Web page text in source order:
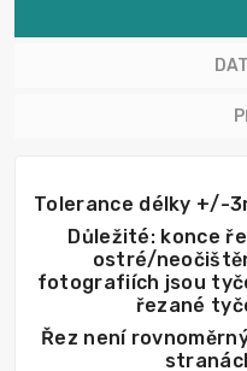
Tolerance délky +/-
Důležité: konce
ostré/
fotografiích jsou
řezané
Řez není